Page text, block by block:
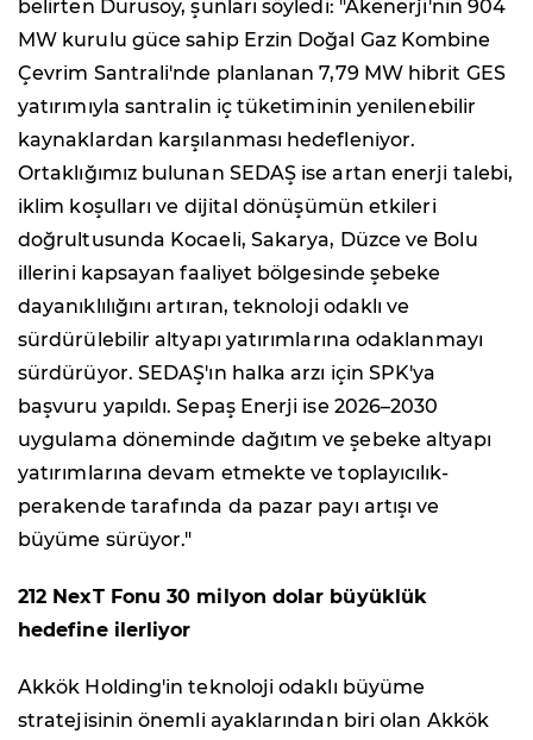
belirten Durusoy, şunları söyledi: "Akenerji'nin 904
MW kurulu güce sahip Erzin Doğal Gaz Kombine
Çevrim Santrali'nde planlanan 7,79 MW hibrit GES
yatırımıyla santralin iç tüketiminin yenilenebilir
kaynaklardan karşılanması hedefleniyor.
Ortaklığımız bulunan SEDAŞ ise artan enerji talebi,
iklim koşulları ve dijital dönüşümün etkileri
doğrultusunda Kocaeli, Sakarya, Düzce ve Bolu
illerini kapsayan faaliyet bölgesinde şebeke
dayanıklılığını artıran, teknoloji odaklı ve
sürdürülebilir altyapı yatırımlarına odaklanmayı
sürdürüyor. SEDAŞ'ın halka arzı için SPK'ya
başvuru yapıldı. Sepaş Enerji ise 2026–2030
uygulama döneminde dağıtım ve şebeke altyapı
yatırımlarına devam etmekte ve toplayıcılık-
perakende tarafında da pazar payı artışı ve
büyüme sürüyor."
212 NexT Fonu 30 milyon dolar büyüklük
hedefine ilerliyor
Akkök Holding'in teknoloji odaklı büyüme
stratejisinin önemli ayaklarından biri olan Akkök